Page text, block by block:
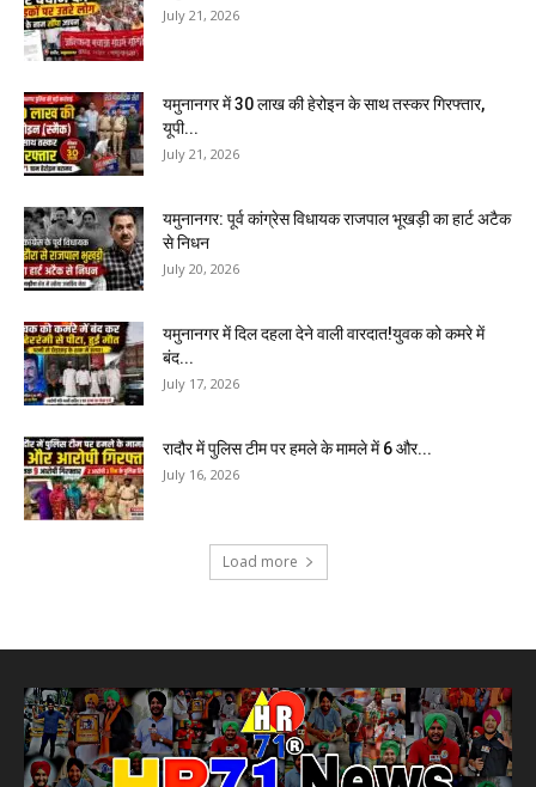
July 21, 2026
यमुनानगर में 30 लाख की हेरोइन के साथ तस्कर गिरफ्तार,
यूपी...
July 21, 2026
यमुनानगर: पूर्व कांग्रेस विधायक राजपाल भूखड़ी का हार्ट अटैक
से निधन
July 20, 2026
यमुनानगर में दिल दहला देने वाली वारदात!युवक को कमरे में
बंद...
July 17, 2026
रादौर में पुलिस टीम पर हमले के मामले में 6 और...
July 16, 2026
Load more